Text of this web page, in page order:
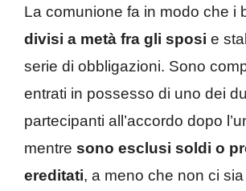
La comunione fa in modo che i
divisi a metà fra gli sposi e
serie di obbligazioni. Sono
entrati in possesso di uno dei
partecipanti all’accordo dopo
mentre sono esclusi soldi o
ereditati, a meno che non ci